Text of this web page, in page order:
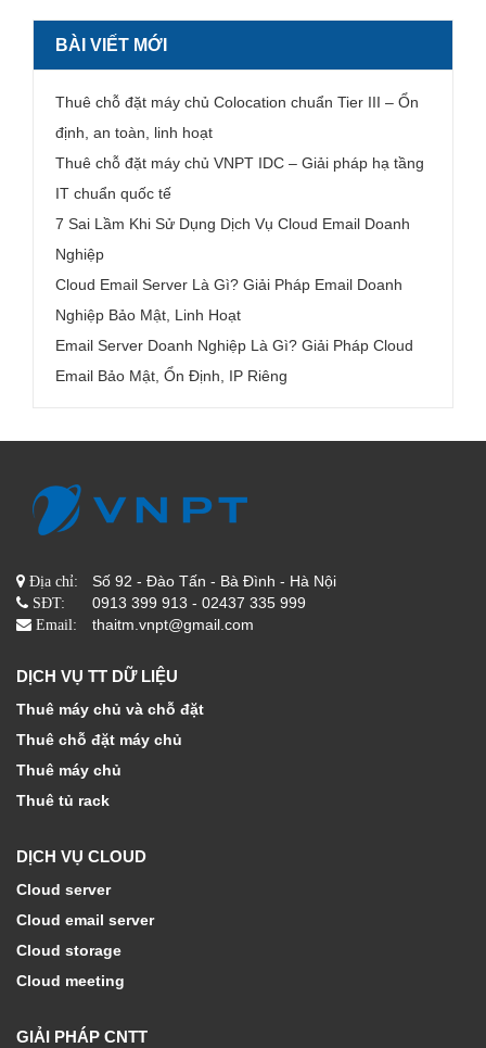
BÀI VIẾT MỚI
Thuê chỗ đặt máy chủ Colocation chuẩn Tier III – Ổn
định, an toàn, linh hoạt
Thuê chỗ đặt máy chủ VNPT IDC – Giải pháp hạ tầng
IT chuẩn quốc tế
7 Sai Lầm Khi Sử Dụng Dịch Vụ Cloud Email Doanh
Nghiệp
Cloud Email Server Là Gì? Giải Pháp Email Doanh
Nghiệp Bảo Mật, Linh Hoạt
Email Server Doanh Nghiệp Là Gì? Giải Pháp Cloud
Email Bảo Mật, Ổn Định, IP Riêng
Địa chỉ: Số 92 - Đào Tấn - Bà Đình - Hà Nội
SĐT: 0913 399 913 - 02437 335 999
Email: thaitm.vnpt@gmail.com
DỊCH VỤ TT DỮ LIỆU
Thuê máy chủ và chỗ đặt
Thuê chỗ đặt máy chủ
Thuê máy chủ
Thuê tủ rack
DỊCH VỤ CLOUD
Cloud server
Cloud email server
Cloud storage
Cloud meeting
GIẢI PHÁP CNTT